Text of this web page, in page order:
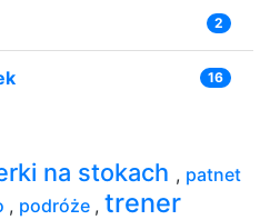
2
16
na stokach , patnet
, podróże , trener